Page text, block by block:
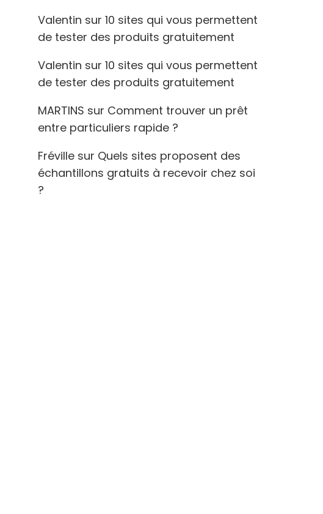
Valentin sur 10 sites qui vous permettent
de tester des produits gratuitement
Valentin sur 10 sites qui vous permettent
de tester des produits gratuitement
MARTINS sur Comment trouver un prêt
entre particuliers rapide ?
Fréville sur Quels sites proposent des
échantillons gratuits à recevoir chez soi
?